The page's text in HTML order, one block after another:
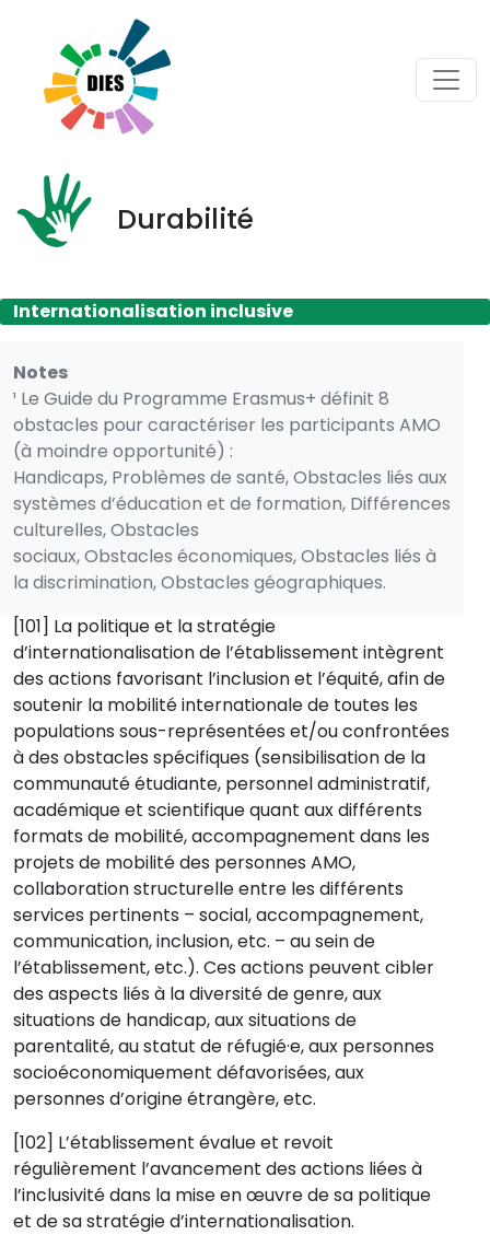
Cookies management panel
Durabilité
Internationalisation inclusive
Notes
¹ Le Guide du Programme Erasmus+ définit 8
obstacles pour caractériser les participants AMO
(à moindre opportunité) :
Handicaps, Problèmes de santé, Obstacles liés aux
systèmes d’éducation et de formation, Différences
culturelles, Obstacles
sociaux, Obstacles économiques, Obstacles liés à
la discrimination, Obstacles géographiques.
[101] La politique et la stratégie
d’internationalisation de l’établissement intègrent
des actions favorisant l’inclusion et l’équité, afin de
soutenir la mobilité internationale de toutes les
populations sous-représentées et/ou confrontées
à des obstacles spécifiques (sensibilisation de la
communauté étudiante, personnel administratif,
académique et scientifique quant aux différents
formats de mobilité, accompagnement dans les
projets de mobilité des personnes AMO,
collaboration structurelle entre les différents
services pertinents – social, accompagnement,
communication, inclusion, etc. – au sein de
l’établissement, etc.). Ces actions peuvent cibler
des aspects liés à la diversité de genre, aux
situations de handicap, aux situations de
parentalité, au statut de réfugié·e, aux personnes
socioéconomiquement défavorisées, aux
personnes d’origine étrangère, etc.
[102] L’établissement évalue et revoit
régulièrement l’avancement des actions liées à
l’inclusivité dans la mise en œuvre de sa politique
et de sa stratégie d’internationalisation.